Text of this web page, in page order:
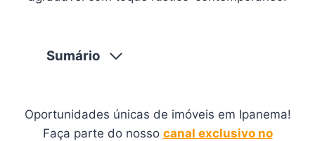
Sumário
Oportunidades únicas de imóveis em Ipanema!
Faça parte do nosso canal exclusivo no